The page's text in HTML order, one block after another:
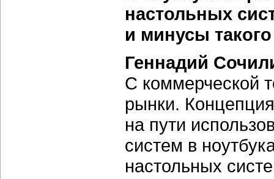
настольных
и минусы
Геннадий
С коммерческой
рынки.
на пути
систем в
настольных